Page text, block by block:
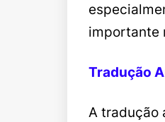
importante
Tradução
A tradução